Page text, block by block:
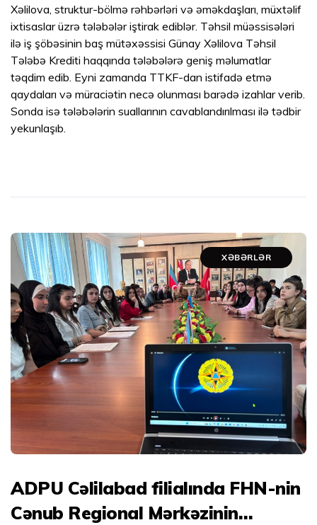
Xəlilova, struktur-bölmə rəhbərləri və əməkdaşları, müxtəlif
ixtisaslar üzrə tələbələr iştirak ediblər. Təhsil müəssisələri
ilə iş şöbəsinin baş mütəxəssisi Günay Xəlilova Təhsil
Tələbə Krediti haqqında tələbələrə geniş məlumatlar
təqdim edib. Eyni zamanda TTKF-dan istifadə etmə
qaydaları və müraciətin necə olunması barədə izahlar verib.
Sonda isə tələbələrin suallarının cavablandırılması ilə tədbir
yekunlaşıb.
XƏBƏRLƏR
ADPU Cəlilabad filialında FHN-nin
Cənub Regional Mərkəzinin